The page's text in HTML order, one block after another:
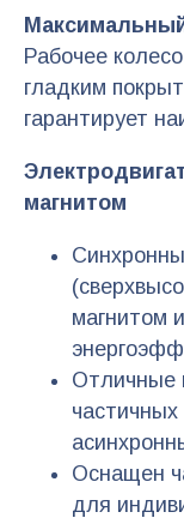
Рабочее
гладким
гарантирует
магнитом
магнитом
Отличные
частичных
Оснащен
для